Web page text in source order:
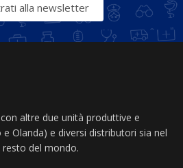
alla newsletter
altre due unità produttive e
Olanda) e diversi distributori sia nel
del mondo.